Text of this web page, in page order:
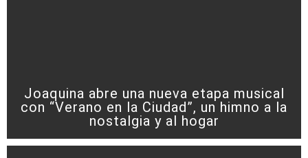
Joaquina abre una nueva etapa musical
con “Verano en la Ciudad”, un himno a la
nostalgia y al hogar